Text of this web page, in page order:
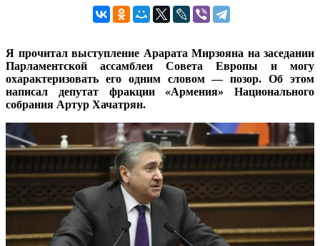
Я прочитал выступление Арарата Мирзояна на заседании
Парламентской ассамблеи Совета Европы и могу
охарактеризовать его одним словом — позор. Об этом
написал депутат фракции «Армения» Национального
собрания Артур Хачатрян.